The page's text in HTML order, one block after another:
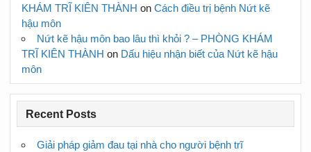
KHÁM TRĨ KIÊN THÀNH onCách điều trị bệnh Nứt kẽ
hậu môn
Nứt kẽ hậu môn bao lâu thì khỏi ? – PHÒNG KHÁM
TRĨ KIÊN THÀNH on Dấu hiệu nhận biết của Nứt kẽ hậu
môn
Recent Posts
Giải pháp giảm đau tại nhà cho người bệnh trĩ